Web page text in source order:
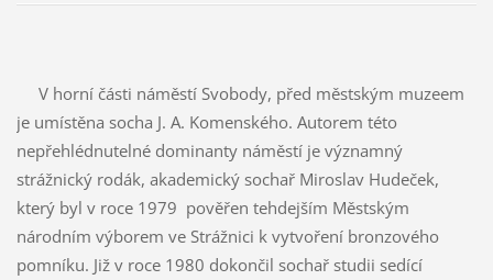
V horní části náměstí Svobody, před městským muzeem
je umístěna socha J. A. Komenského. Autorem této
nepřehlédnutelné dominanty náměstí je významný
strážnický rodák, akademický sochař Miroslav Hudeček,
který byl v roce 1979 pověřen tehdejším Městským
národním výborem ve Strážnici k vytvoření bronzového
pomníku. Již v roce 1980 dokončil sochař studii sedící